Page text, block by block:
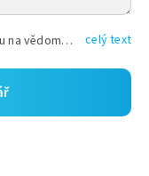
Vyplněním shora uvedených údajů beru na vědomí, že společnost TEXT FACTORY s.r.o., sídlem Brno, Durďákova 336/29, Černá Pole, PSČ: 613 00, IČ: 06157831, zapsané u Krajského soudu v Brně, oddíl C, vložka 100399, bude zpracovávat mé osobní údaje uvedené v rámci mnou vyplněného registračního formuláře na základě oprávněných zájmů TEXT FACTORY s.r.o. dle čl. 6 odst. 1 písm. f) GDPR a pro splnění právních povinností (čl. 6 odst. 1 písm. c) GDPR), a to pro tyto účely: nezbytnost zajistit oprávnění návštěvníka webových stránek provozovaných společností TEXT FACTORY s.r.o. přispívat aktivně ke zveřejněným článkům nebo v rámci diskusních fór a výkon práv TEXT FACTORY s.r.o. jako administrátora těchto diskusních fór. Více informací o zpracování osobních údajů a právech lze nalézt v celý text